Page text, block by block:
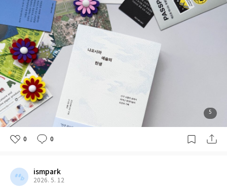
5
0 0
ismpark
2026. 5. 12